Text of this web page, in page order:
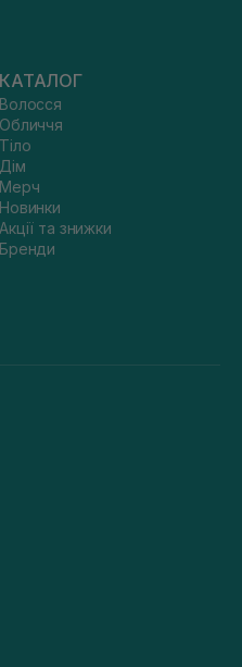
КАТАЛОГ
Волосся
Обличчя
Тіло
Дім
Мерч
Новинки
Акції та знижки
Бренди